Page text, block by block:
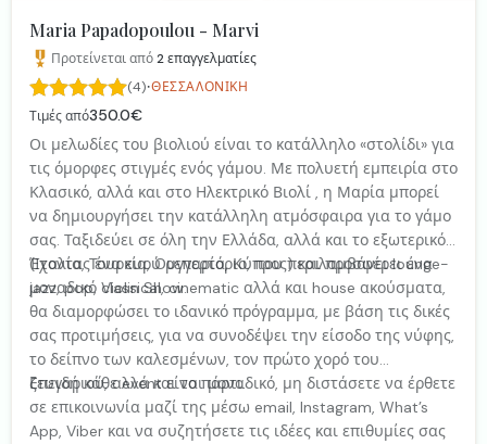
Maria Papadopoulou - Marvi
Προτείνεται από2επαγγελματίες
(4)·ΘΕΣΣΑΛΟΝΊΚΗ
Τιμές από350.0€
Οι μελωδίες του βιολιού είναι το κατάλληλο «στολίδι» για
τις όμορφες στιγμές ενός γάμου. Με πολυετή εμπειρία στο
Κλασικό, αλλά και στο Ηλεκτρικό Βιολί , η Μαρία μπορεί
να δημιουργήσει την κατάλληλη ατμόσφαιρα για το γάμο
σας. Ταξιδεύει σε όλη την Ελλάδα, αλλά και το εξωτερικό
(Ιταλία, Τουρκία, Ουγγαρία, Κύπρος) και προσφέρει ένα
μοναδικό Violin Show.
Έχοντας ένα ευρύ ρεπερτόριο, που περιλαμβάνει lounge-
jazz, pop, classical, cinematic αλλά και house ακούσματα,
θα διαμορφώσει το ιδανικό πρόγραμμα, με βάση τις δικές
σας προτιμήσεις, για να συνοδέψει την είσοδο της νύφης,
το δείπνο των καλεσμένων, τον πρώτο χορό του
ζευγαριού, αλλά και το πάρτι.
Επειδή κάθε event είναι μοναδικό, μη διστάσετε να έρθετε
σε επικοινωνία μαζί της μέσω email, Instagram, What’s
App, Viber και να συζητήσετε τις ιδέες και επιθυμίες σας